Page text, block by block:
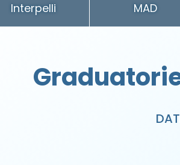
Interpelli MAD